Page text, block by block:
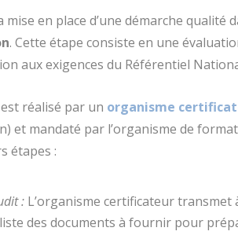
mise en place d’une démarche
. Cette étape consiste en une
aux exigences du Référentiel
réalisé par un organisme
et mandaté par l’organisme de
étapes :
: L’organisme certificateur
liste des documents à fournir pour